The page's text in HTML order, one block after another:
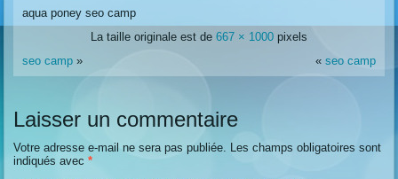
aqua poney seo camp
La taille originale est de 667 × 1000 pixels
seo camp » « seo camp
Laisser un commentaire
Votre adresse e-mail ne sera pas publiée.
Les champs obligatoires sont
indiqués avec*